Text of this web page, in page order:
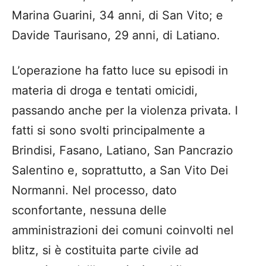
Marina Guarini, 34 anni, di San Vito; e
Davide Taurisano, 29 anni, di Latiano.
L’operazione ha fatto luce su episodi in
materia di droga e tentati omicidi,
passando anche per la violenza privata. I
fatti si sono svolti principalmente a
Brindisi, Fasano, Latiano, San Pancrazio
Salentino e, soprattutto, a San Vito Dei
Normanni. Nel processo, dato
sconfortante, nessuna delle
amministrazioni dei comuni coinvolti nel
blitz, si è costituita parte civile ad